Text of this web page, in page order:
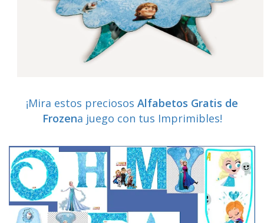
¡Mira estos preciosos Alfabetos Gratis de
Frozena juego con tus Imprimibles!